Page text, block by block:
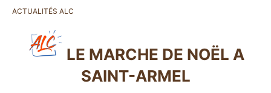
ACTUALITÉS ALC
LE MARCHE DE NOËL A
SAINT-ARMEL